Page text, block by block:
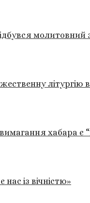
молитовний
літургію
хабара
із вічністю»